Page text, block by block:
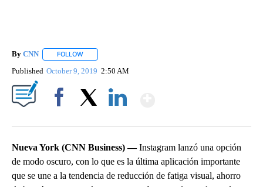
By CNN FOLLOW
Published October 9, 2019 2:50 AM
Nueva York (CNN Business) —Instagram lanzó una opción
de modo oscuro, con lo que es la última aplicación importante
que se une a la tendencia de reducción de fatiga visual, ahorro